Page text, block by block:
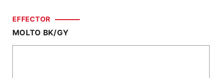
EFFECTOR
MOLTO BK/GY